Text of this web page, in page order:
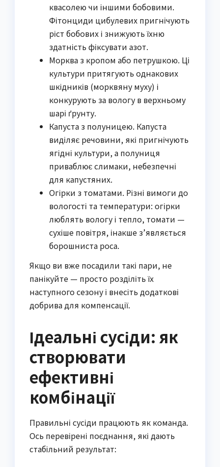
квасолею чи іншими бобовими.
Фітонциди цибулевих пригнічують
ріст бобових і знижують їхню
здатність фіксувати азот.
Морква з кропом або петрушкою. Ці
культури притягують однакових
шкідників (морквяну муху) і
конкурують за вологу в верхньому
шарі ґрунту.
Капуста з полуницею. Капуста
виділяє речовини, які пригнічують
ягідні культури, а полуниця
приваблює слимаки, небезпечні
для капустяних.
Огірки з томатами. Різні вимоги до
вологості та температури: огірки
люблять вологу і тепло, томати —
сухіше повітря, інакше з’являється
борошниста роса.
Якщо ви вже посадили такі пари, не
панікуйте — просто розділіть їх
наступного сезону і внесіть додаткові
добрива для компенсації.
Ідеальні сусіди: як
створювати
ефективні
комбінації
Правильні сусіди працюють як команда.
Ось перевірені поєднання, які дають
стабільний результат: